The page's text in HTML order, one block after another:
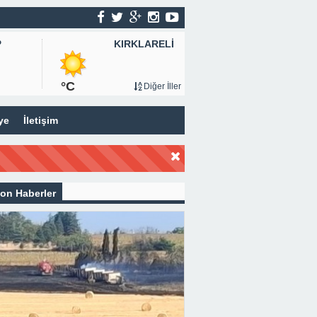
KIRKLARELİ
°C Diğer İller
İletişim
Haberler